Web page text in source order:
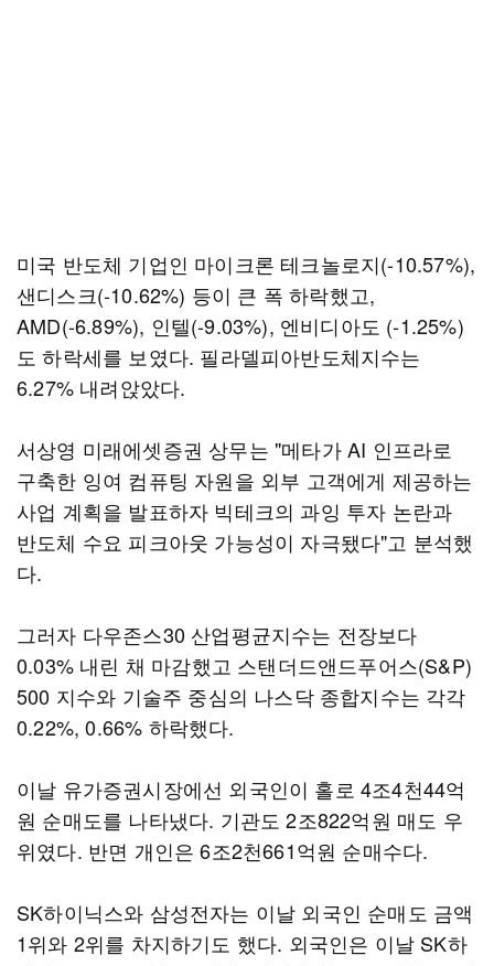
미국 반도체 기업인 마이크론 테크놀로지(-10.57%),
샌디스크(-10.62%) 등이 큰 폭 하락했고,
AMD(-6.89%), 인텔(-9.03%), 엔비디아도 (-1.25%)
도 하락세를 보였다. 필라델피아반도체지수는
6.27% 내려앉았다.
서상영 미래에셋증권 상무는 "메타가 AI 인프라로
구축한 잉여 컴퓨팅 자원을 외부 고객에게 제공하는
사업 계획을 발표하자 빅테크의 과잉 투자 논란과
반도체 수요 피크아웃 가능성이 자극됐다"고 분석했
다.
그러자 다우존스30 산업평균지수는 전장보다
0.03% 내린 채 마감했고 스탠더드앤드푸어스(S&P)
500 지수와 기술주 중심의 나스닥 종합지수는 각각
0.22%, 0.66% 하락했다.
이날 유가증권시장에선 외국인이 홀로 4조4천44억
원 순매도를 나타냈다. 기관도 2조822억원 매도 우
위였다. 반면 개인은 6조2천661억원 순매수다.
SK하이닉스와 삼성전자는 이날 외국인 순매도 금액
1위와 2위를 차지하기도 했다. 외국인은 이날 SK하